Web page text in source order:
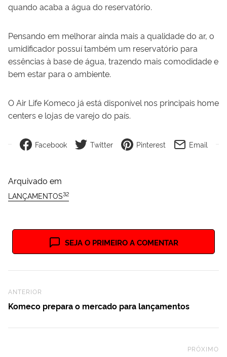
quando acaba a água do reservatório.
Pensando em melhorar ainda mais a qualidade do ar, o
umidificador possuí também um reservatório para
essências à base de água, trazendo mais comodidade e
bem estar para o ambiente.
O Air Life Komeco já está disponível nos principais home
centers e lojas de varejo do país.
Facebook Twitter Pinterest Email
Arquivado em
LANÇAMENTOS32
SEJA O PRIMEIRO A COMENTAR
Previous Post
ANTERIOR
Komeco prepara o mercado para lançamentos
PRÓXIMO